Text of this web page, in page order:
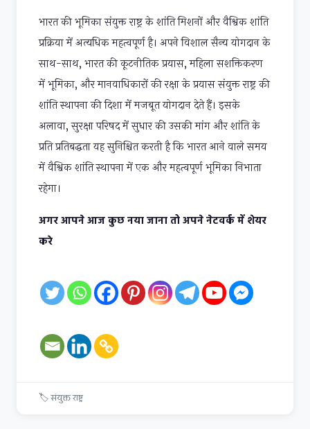
भारत की भूमिका संयुक्त राष्ट्र के शांति मिशनों और वैश्विक शांति
प्रक्रिया में अत्यधिक महत्वपूर्ण है। अपने विशाल सैन्य योगदान के
साथ-साथ, भारत की कूटनीतिक प्रयास, महिला सशक्तिकरण
में भूमिका, और मानवाधिकारों की रक्षा के प्रयास संयुक्त राष्ट्र की
शांति स्थापना की दिशा में मजबूत योगदान देते हैं। इसके
अलावा, सुरक्षा परिषद में सुधार की उसकी मांग और शांति के
प्रति प्रतिबद्धता यह सुनिश्चित करती है कि भारत आने वाले समय
में वैश्विक शांति स्थापना में एक और महत्वपूर्ण भूमिका निभाता
रहेगा।
अगर आपने आज कुछ नया जाना तो अपने नेटवर्क में शेयर
करे
🏷संयुक्त राष्ट्र